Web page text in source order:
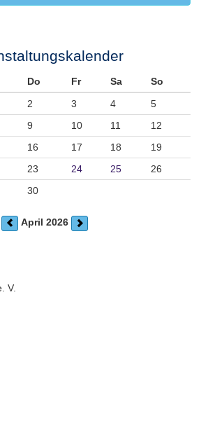
Do Fr Sa
So
2 3 4
5
9 10 11
12
16 17 18
19
23 24 25
26
30
April 2026
V.